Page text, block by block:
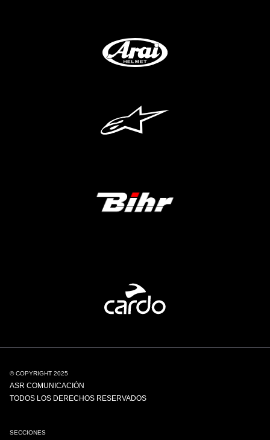
© COPYRIGHT 2025
ASR COMUNICACIÓN
TODOS LOS DERECHOS RESERVADOS
SECCIONES